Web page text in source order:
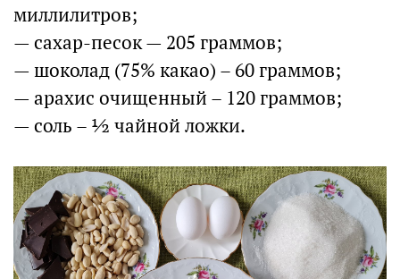
миллилитров;
— сахар-песок — 205 граммов;
— шоколад (75% какао) – 60 граммов;
— арахис очищенный – 120 граммов;
— соль – ½ чайной ложки.